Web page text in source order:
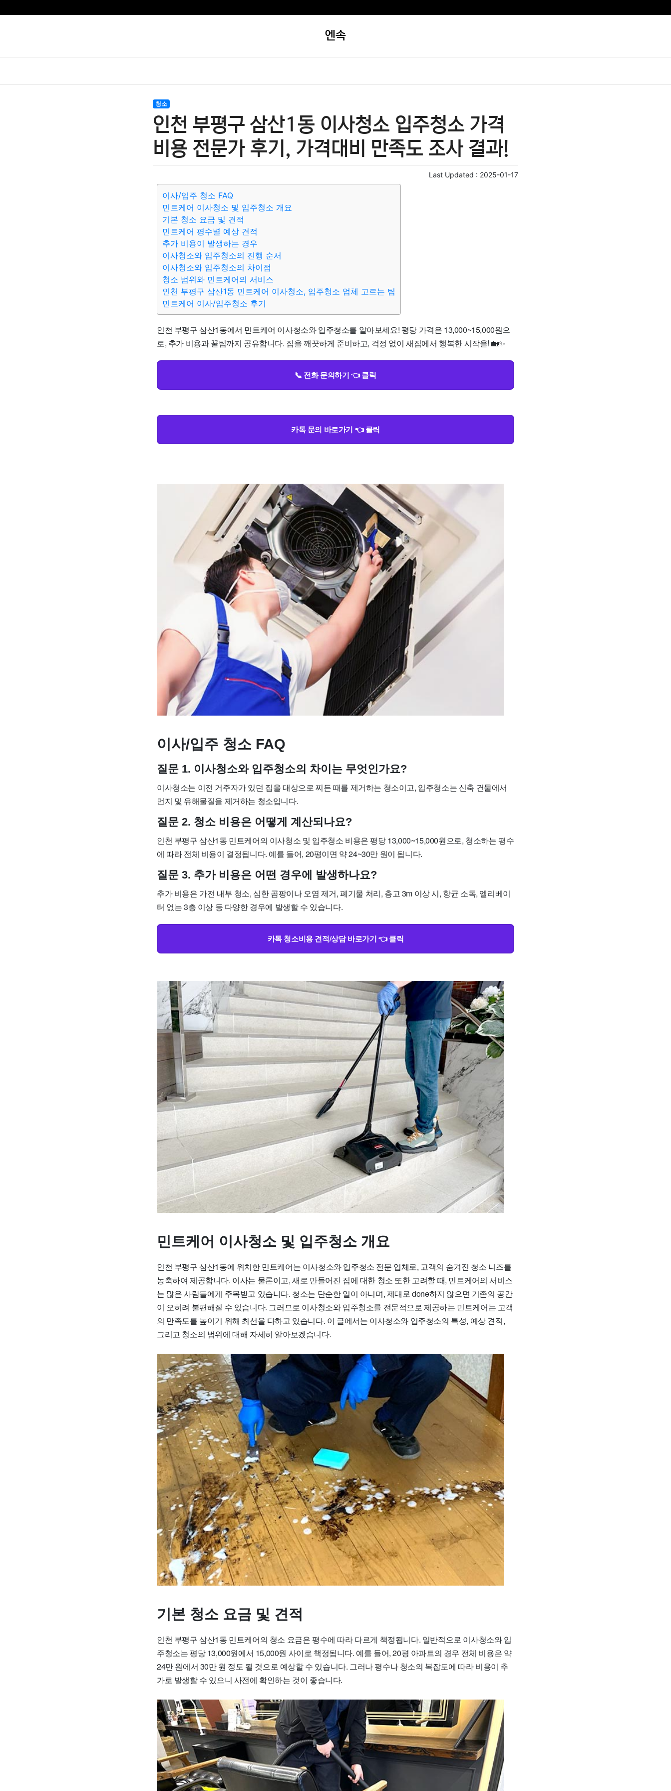
엔속
청소
인천 부평구 삼산1동 이사청소 입주청소 가격
비용 전문가 후기, 가격대비 만족도 조사 결과!
Last Updated : 2025-01-17
이사/입주 청소 FAQ
민트케어 이사청소 및 입주청소 개요
기본 청소 요금 및 견적
민트케어 평수별 예상 견적
추가 비용이 발생하는 경우
이사청소와 입주청소의 진행 순서
이사청소와 입주청소의 차이점
청소 범위와 민트케어의 서비스
인천 부평구 삼산1동 민트케어 이사청소, 입주청소 업체 고르는 팁
민트케어 이사/입주청소 후기
인천 부평구 삼산1동에서 민트케어 이사청소와 입주청소를 알아보세요! 평당 가격은 13,000~15,000원으
로, 추가 비용과 꿀팁까지 공유합니다. 집을 깨끗하게 준비하고, 걱정 없이 새집에서 행복한 시작을! 🏡✨
📞 전화 문의하기 👈 클릭
카톡 문의 바로가기 👈 클릭
이사/입주 청소 FAQ
질문 1. 이사청소와 입주청소의 차이는 무엇인가요?
이사청소는 이전 거주자가 있던 집을 대상으로 찌든 때를 제거하는 청소이고, 입주청소는 신축 건물에서
먼지 및 유해물질을 제거하는 청소입니다.
질문 2. 청소 비용은 어떻게 계산되나요?
인천 부평구 삼산1동 민트케어의 이사청소 및 입주청소 비용은 평당 13,000~15,000원으로, 청소하는 평수
에 따라 전체 비용이 결정됩니다. 예를 들어, 20평이면 약 24~30만 원이 됩니다.
질문 3. 추가 비용은 어떤 경우에 발생하나요?
추가 비용은 가전 내부 청소, 심한 곰팡이나 오염 제거, 폐기물 처리, 층고 3m 이상 시, 항균 소독, 엘리베이
터 없는 3층 이상 등 다양한 경우에 발생할 수 있습니다.
카톡 청소비용 견적/상담 바로가기 👈 클릭
민트케어 이사청소 및 입주청소 개요
인천 부평구 삼산1동에 위치한 민트케어는 이사청소와 입주청소 전문 업체로, 고객의 숨겨진 청소 니즈를
농축하여 제공합니다. 이사는 물론이고, 새로 만들어진 집에 대한 청소 또한 고려할 때, 민트케어의 서비스
는 많은 사람들에게 주목받고 있습니다. 청소는 단순한 일이 아니며, 제대로 done하지 않으면 기존의 공간
이 오히려 불편해질 수 있습니다. 그러므로 이사청소와 입주청소를 전문적으로 제공하는 민트케어는 고객
의 만족도를 높이기 위해 최선을 다하고 있습니다. 이 글에서는 이사청소와 입주청소의 특성, 예상 견적,
그리고 청소의 범위에 대해 자세히 알아보겠습니다.
기본 청소 요금 및 견적
인천 부평구 삼산1동 민트케어의 청소 요금은 평수에 따라 다르게 책정됩니다. 일반적으로 이사청소와 입
주청소는 평당 13,000원에서 15,000원 사이로 책정됩니다. 예를 들어, 20평 아파트의 경우 전체 비용은 약
24만 원에서 30만 원 정도 될 것으로 예상할 수 있습니다. 그러나 평수나 청소의 복잡도에 따라 비용이 추
가로 발생할 수 있으니 사전에 확인하는 것이 좋습니다.